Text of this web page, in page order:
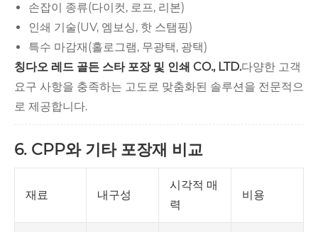
손잡이 종류(다이컷, 로프, 리본)
인쇄 기술(UV, 엠보싱, 핫 스탬핑)
특수 마감재(홀로그램, 무광택, 광택)
칭다오 레드 골든 스타 포장 및 인쇄 CO., LTD.다양한 고객
요구 사항을 충족하는 고도로 맞춤화된 솔루션을 전문적으
로 제공합니다.
6. CPP와 기타 포장재 비교
재료 내구성
시각적 매
력
비용